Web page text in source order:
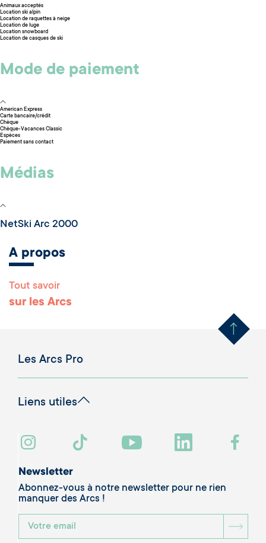
Animaux acceptés
Location ski alpin
Location de raquettes à neige
Location de luge
Location snowboard
Location de casques de ski
Mode de paiement
American Express
Carte bancaire/crédit
Chèque
Chèque-Vacances Classic
Espèces
Paiement sans contact
Médias
NetSki Arc 2000
A propos
Tout savoir
sur les Arcs Remonter
Les Arcs Pro
Liens utiles
Newsletter
Abonnez-vous à notre newsletter pour ne rien
manquer des Arcs !